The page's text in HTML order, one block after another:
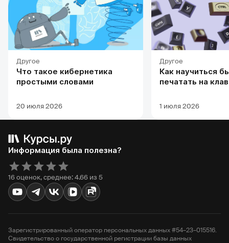
Другое
Что такое кибернетика
простыми словами
20 июля 2026
Другое
Как научиться
печатать на
1 июля 2026
Информация была полезна?
16 оценок, среднее: 4.66 из 5
Зарегистрированный оператор персональных данных #54–23–015516.
Свидетельство о государственной регистрации базы данных